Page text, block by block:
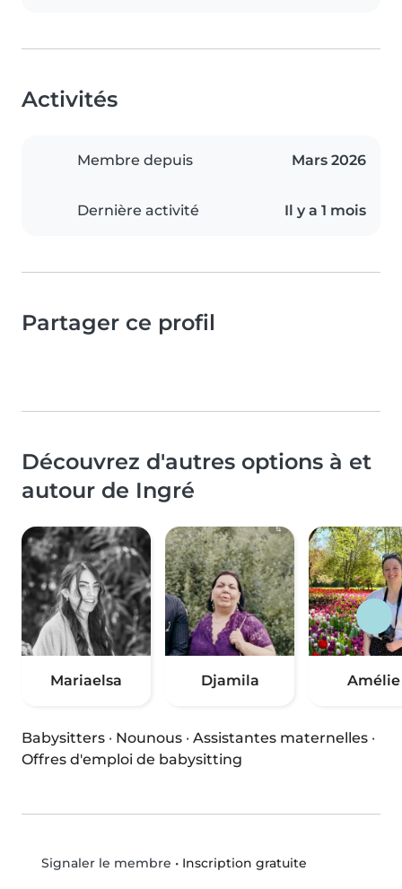
Activités
Membre depuis Mars 2026
Dernière activité Il y a 1 mois
Partager ce profil
Découvrez d'autres options à et
autour de Ingré
Mariaelsa Djamila Amélie
Babysitters · Nounous · Assistantes maternelles ·
Offres d'emploi de babysitting
Signaler le membre • Inscription gratuite